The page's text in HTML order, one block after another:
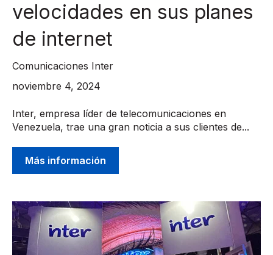
velocidades en sus planes
de internet
Comunicaciones Inter
noviembre 4, 2024
Inter, empresa líder de telecomunicaciones en
Venezuela, trae una gran noticia a sus clientes de...
Más información